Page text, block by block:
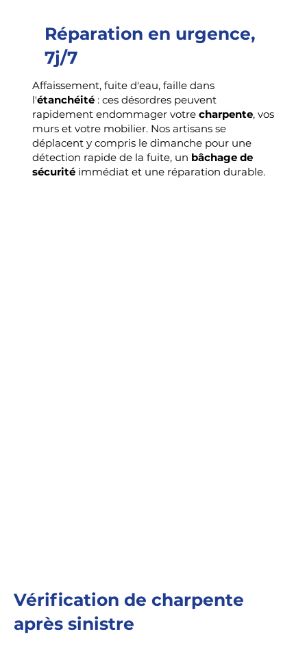
Réparation en urgence,
7j/7
Affaissement, fuite d'eau, faille dans
l'étanchéité: ces désordres peuvent
rapidement endommager votre charpente, vos
murs et votre mobilier. Nos artisans se
déplacent y compris le dimanche pour une
détection rapide de la fuite, un bâchage de
sécuritéimmédiat et une réparation durable.
Vérification de charpente
après sinistre